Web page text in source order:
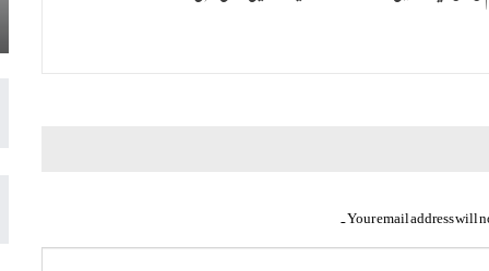
Your email address will